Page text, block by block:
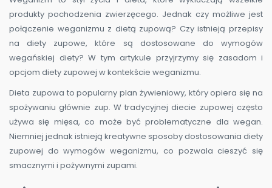
produkty pochodzenia zwierzęcego. Jednak czy możliwe jest
połączenie weganizmu z dietą zupową? Czy istnieją przepisy
na diety zupowe, które są dostosowane do wymogów
wegańskiej diety? W tym artykule przyjrzymy się zasadom i
opcjom diety zupowej w kontekście weganizmu.
Dieta zupowa to popularny plan żywieniowy, który opiera się na
spożywaniu głównie zup. W tradycyjnej diecie zupowej często
używa się mięsa, co może być problematyczne dla wegan.
Niemniej jednak istnieją kreatywne sposoby dostosowania diety
zupowej do wymogów weganizmu, co pozwala cieszyć się
smacznymi i pożywnymi zupami.